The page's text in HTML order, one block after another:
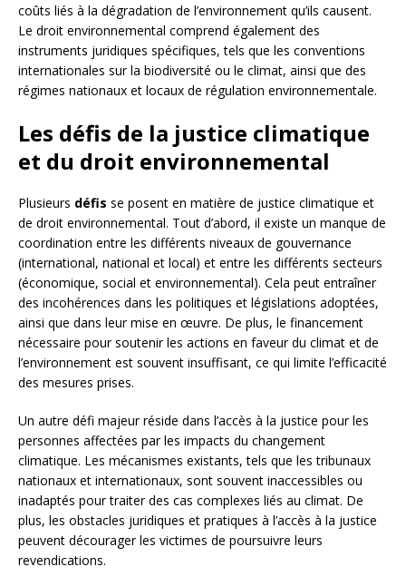
coûts liés à la dégradation de l’environnement qu’ils causent.
Le droit environnemental comprend également des
instruments juridiques spécifiques, tels que les conventions
internationales sur la biodiversité ou le climat, ainsi que des
régimes nationaux et locaux de régulation environnementale.
Les défis de la justice climatique
et du droit environnemental
Plusieurs défis se posent en matière de justice climatique et
de droit environnemental. Tout d’abord, il existe un manque de
coordination entre les différents niveaux de gouvernance
(international, national et local) et entre les différents secteurs
(économique, social et environnemental). Cela peut entraîner
des incohérences dans les politiques et législations adoptées,
ainsi que dans leur mise en œuvre. De plus, le financement
nécessaire pour soutenir les actions en faveur du climat et de
l’environnement est souvent insuffisant, ce qui limite l’efficacité
des mesures prises.
Un autre défi majeur réside dans l’accès à la justice pour les
personnes affectées par les impacts du changement
climatique. Les mécanismes existants, tels que les tribunaux
nationaux et internationaux, sont souvent inaccessibles ou
inadaptés pour traiter des cas complexes liés au climat. De
plus, les obstacles juridiques et pratiques à l’accès à la justice
peuvent décourager les victimes de poursuivre leurs
revendications.